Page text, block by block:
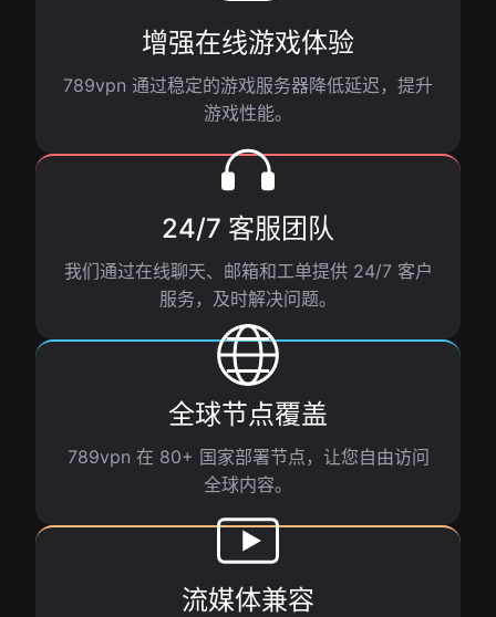
增强在线游戏体验
789vpn 通过稳定的游戏服务器降低延迟，提升
游戏性能。
24/7 客服团队
我们通过在线聊天、邮箱和工单提供 24/7 客户
服务，及时解决问题。
全球节点覆盖
789vpn 在 80+ 国家部署节点，让您自由访问
全球内容。
流媒体兼容